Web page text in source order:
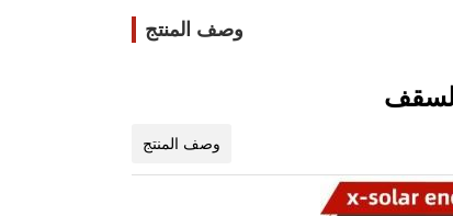
وصف المنتج
وصف المنتج